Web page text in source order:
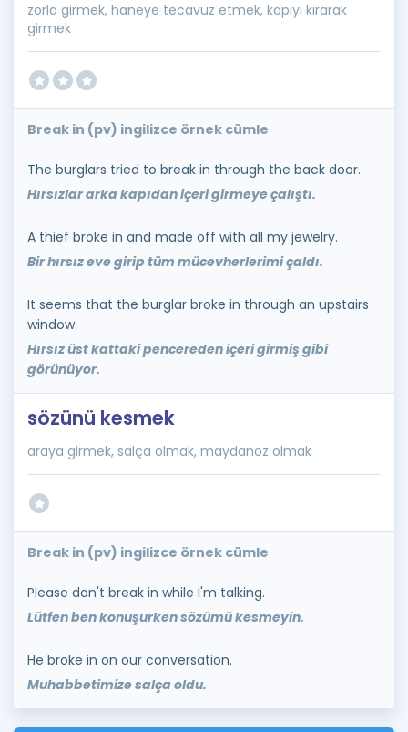
zorla girmek, haneye tecavüz etmek, kapıyı kırarak
girmek
Break in (pv) ingilizce örnek cümle
The burglars tried to break in through the back door.
Hırsızlar arka kapıdan içeri girmeye çalıştı.
A thief broke in and made off with all my jewelry.
Bir hırsız eve girip tüm mücevherlerimi çaldı.
It seems that the burglar broke in through an upstairs
window.
Hırsız üst kattaki pencereden içeri girmiş gibi
görünüyor.
sözünü kesmek
araya girmek, salça olmak, maydanoz olmak
Break in (pv) ingilizce örnek cümle
Please don't break in while I'm talking.
Lütfen ben konuşurken sözümü kesmeyin.
He broke in on our conversation.
Muhabbetimize salça oldu.